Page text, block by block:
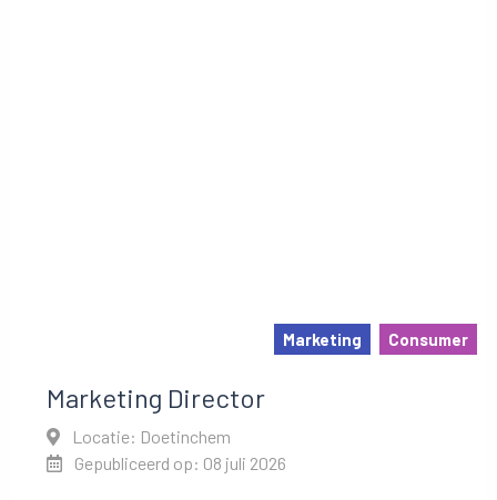
Marketing Consumer
Marketing Director
Locatie: Doetinchem
Gepubliceerd op: 08 juli 2026